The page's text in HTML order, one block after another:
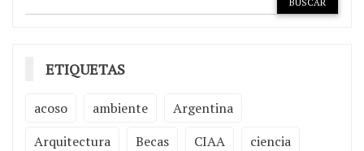
ETIQUETAS
acoso ambiente
Argentina
Arquitectura
Becas CIAA
ciencia